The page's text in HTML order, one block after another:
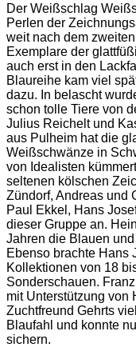
Der Weißschlag
Perlen der
weit nach dem
Exemplare der
auch erst in den
Blaureihe kam viel
dazu. In belascht
schon tolle Tiere von
Julius Reichelt und
aus Pulheim hat die
Weißschwänze in
von Idealisten
seltenen kölschen
Zündorf, Andreas und
Paul Ekkel, Hans
dieser Gruppe an.
Jahren die Blauen
Ebenso brachte Hans
Kollektionen von 18
Sonderschauen.
mit Unterstützung von
Zuchtfreund Gehrts
Blaufahl und konnte
sichern.